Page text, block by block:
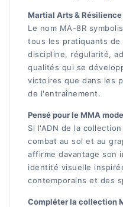
Martial Arts & Résilience
Le nom MA-8R
tous les pratiquants
discipline, régularité,
qualités qui se
victoires que dans les
de l'entraînement.
Pensé pour le MMA
Si l'ADN de la
combat au sol et au
affirme davantage son
identité visuelle
contemporains et des
Compléter la collection